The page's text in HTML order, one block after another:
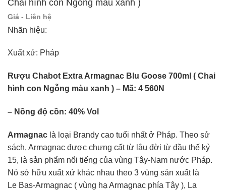
Chai hình con Ngỗng màu xanh )
Giá - Liên hệ
Nhãn hiệu:
Xuất xứ: Pháp
Rượu Chabot Extra Armagnac Blu Goose 700ml ( Chai
hình con Ngỗng màu xanh ) – Mã: 4 560N
– Nồng độ cồn: 40% Vol
Armagnac là loại Brandy cao tuổi nhất ở Pháp. Theo sử
sách, Armagnac được chưng cất từ lâu đời từ đầu thế kỷ
15, là sản phẩm nổi tiếng của vùng Tây-Nam nước Pháp.
Nó sở hữu xuất xứ khác nhau theo 3 vùng sản xuất là
Le Bas-Armagnac ( vùng hạ Armagnac phía Tây ), La